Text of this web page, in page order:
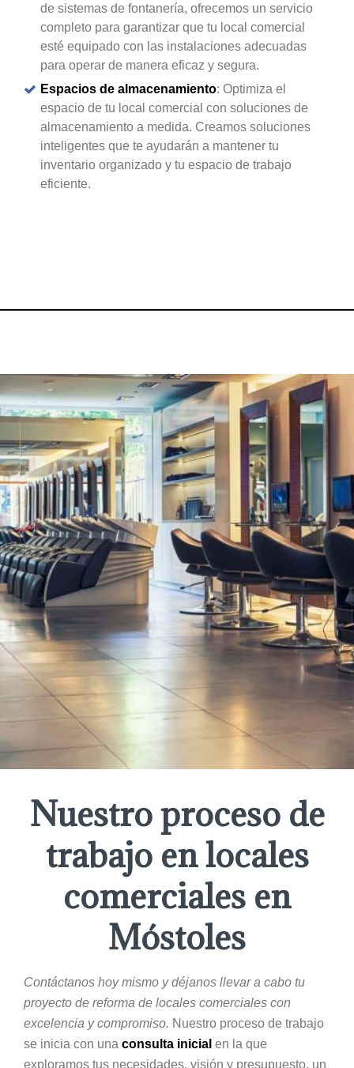
de sistemas de fontanería, ofrecemos un servicio
completo para garantizar que tu local comercial
esté equipado con las instalaciones adecuadas
para operar de manera eficaz y segura.
Espacios de almacenamiento: Optimiza el
espacio de tu local comercial con soluciones de
almacenamiento a medida. Creamos soluciones
inteligentes que te ayudarán a mantener tu
inventario organizado y tu espacio de trabajo
eficiente.
Nuestro proceso de
trabajo en locales
comerciales en
Móstoles
Contáctanos hoy mismo y déjanos llevar a cabo tu
proyecto de reforma de locales comerciales con
excelencia y compromiso. Nuestro proceso de trabajo
se inicia con una consulta inicial en la que
exploramos tus necesidades, visión y presupuesto, un